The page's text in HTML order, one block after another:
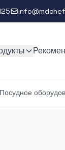
Посудное